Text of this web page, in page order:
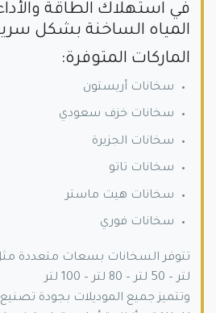
في استهلاك الطاقة
المياه الساخنة بشكل
الماركات المتوفرة:
سخانات أريستون
سخانات خزف سعودي
سخانات الجزيرة
سخانات تاتو
سخانات هيت ماستر
سخانات فوري
لتر – 50 لتر – 80 لتر – 100 لتر
وتتميز جميع الموديلات بجودة